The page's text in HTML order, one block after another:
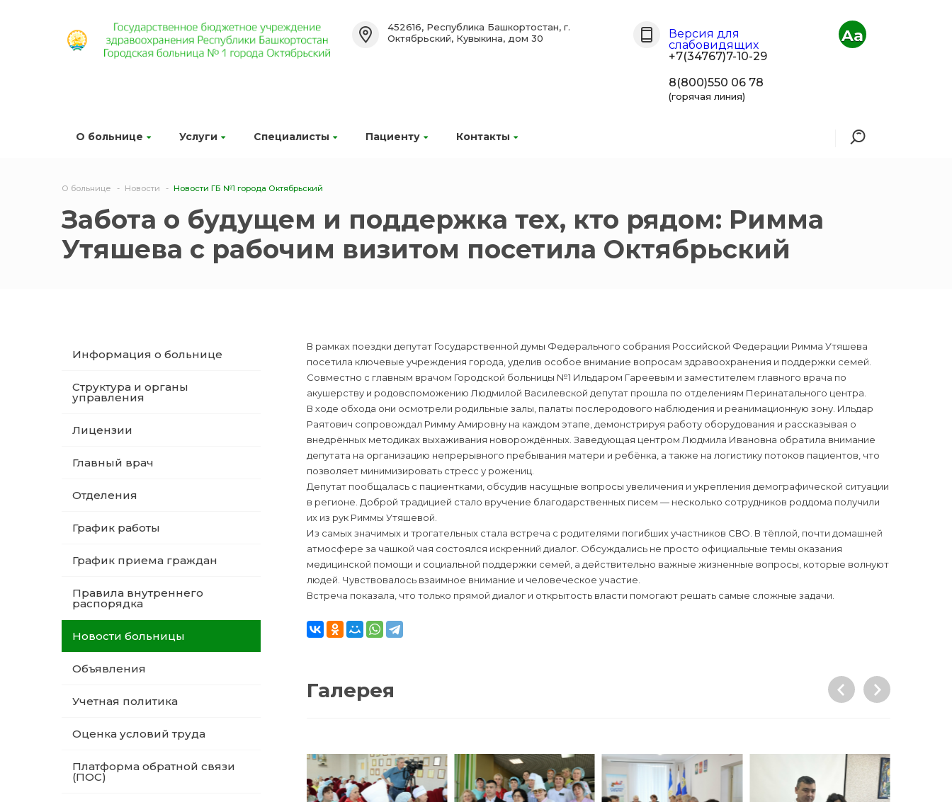
О больнице Услуги Специалисты Пациенту Контакты
452616, Республика Башкортостан, г.
Октябрьский, Кувыкина, дом 30
Версия для
слабовидящих
+7(34767)7-10-29
8(800)550 06 78
(горячая линия)
Aa
О больнице Новости Новости ГБ №1 города Октябрьский
Забота о будущем и поддержка тех, кто рядом: Римма
Утяшева с рабочим визитом посетила Октябрьский
Информация о больнице
Структура и органы
управления
Лицензии
Главный врач
Отделения
График работы
График приема граждан
Правила внутреннего
распорядка
Новости больницы
Объявления
Учетная политика
Оценка условий труда
Платформа обратной связи
(ПОС)
В рамках поездки депутат Государственной думы Федерального собрания Российской Федерации Римма Утяшева
посетила ключевые учреждения города, уделив особое внимание вопросам здравоохранения и поддержки семей.
Совместно с главным врачом Городской больницы №1 Ильдаром Гареевым и заместителем главного врача по
акушерству и родовспоможению Людмилой Василевской депутат прошла по отделениям Перинатального центра.
В ходе обхода они осмотрели родильные залы, палаты послеродового наблюдения и реанимационную зону. Ильдар
Раятович сопровождал Римму Амировну на каждом этапе, демонстрируя работу оборудования и рассказывая о
внедрённых методиках выхаживания новорождённых. Заведующая центром Людмила Ивановна обратила внимание
депутата на организацию непрерывного пребывания матери и ребёнка, а также на логистику потоков пациентов, что
позволяет минимизировать стресс у рожениц.
Депутат пообщалась с пациентками, обсудив насущные вопросы увеличения и укрепления демографической ситуации
в регионе. Доброй традицией стало вручение благодарственных писем — несколько сотрудников роддома получили
их из рук Риммы Утяшевой.
Из самых значимых и трогательных стала встреча с родителями погибших участников СВО. В тёплой, почти домашней
атмосфере за чашкой чая состоялся искренний диалог. Обсуждались не просто официальные темы оказания
медицинской помощи и социальной поддержки семей, а действительно важные жизненные вопросы, которые волнуют
людей. Чувствовалось взаимное внимание и человеческое участие.
Встреча показала, что только прямой диалог и открытость власти помогают решать самые сложные задачи.
Галерея